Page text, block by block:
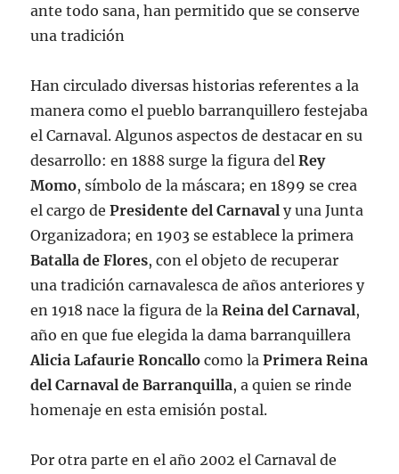
ante todo sana, han permitido que se conserve
una tradición
Han circulado diversas historias referentes a la
manera como el pueblo barranquillero festejaba
el Carnaval. Algunos aspectos de destacar en su
desarrollo: en 1888 surge la figura delRey
Momo, símbolo de la máscara; en 1899 se crea
el cargo dePresidente del Carnaval y una Junta
Organizadora; en 1903 se establece la primera
Batalla de Flores, con el objeto de recuperar
una tradición carnavalesca de años anteriores y
en 1918 nace la figura de laReina del Carnaval,
año en que fue elegida la dama barranquillera
Alicia Lafaurie Roncallo como laPrimera Reina
del Carnaval de Barranquilla, a quien se rinde
homenaje en esta emisión postal.
Por otra parte en el año 2002 el Carnaval de